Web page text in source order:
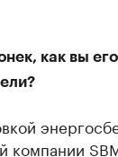
как вы
компании